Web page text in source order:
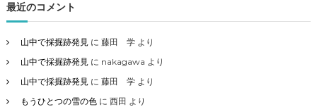
最近のコメント
山中で採掘跡発見に 藤田 学より
山中で採掘跡発見に nakagawa より
山中で採掘跡発見に 藤田 学より
もうひとつの雪の色に 西田 より